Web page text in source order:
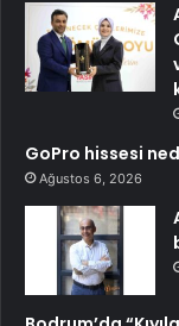
GoPro hissesi
Ağustos 6, 2026